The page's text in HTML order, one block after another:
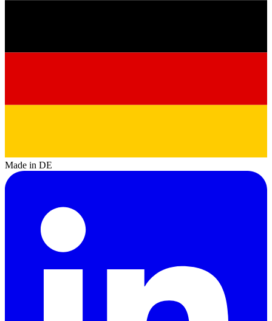
Made in DE